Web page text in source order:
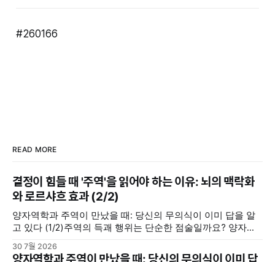
#260166
READ MORE
결정이 힘들 때 '주역'을 읽어야 하는 이유: 뇌의 맥락화
와 로르샤흐 효과 (2/2)
양자역학과 주역이 만났을 때: 당신의 무의식이 이미 답을 알
고 있다 (1/2)주역의 득괘 행위는 단순한 점술일까요? 양자역
학의 중첩 및 관측 효과, 그리고 칼 융의 동시성 개념을 통해 내
면의 모호한 고민을 명료한 결단으로 바꾸는 무의식의 인지·심
30 7월 2026